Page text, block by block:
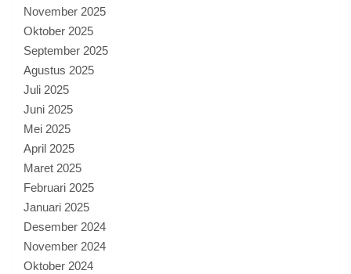
November 2025
Oktober 2025
September 2025
Agustus 2025
Juli 2025
Juni 2025
Mei 2025
April 2025
Maret 2025
Februari 2025
Januari 2025
Desember 2024
November 2024
Oktober 2024